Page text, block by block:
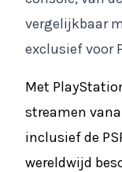
vergelijkbaar
exclusief voor
Met
streamen
inclusief de
wereldwijd